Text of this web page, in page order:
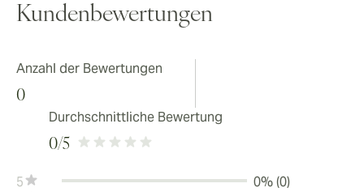
Kundenbewertungen
Anzahl der Bewertungen
0
Durchschnittliche Bewertung
0/5
5
0% (0)